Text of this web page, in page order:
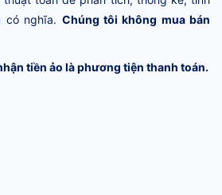
có nghĩa. Chúng tôi không mua bán
tiền ảo là phương tiện thanh toán.